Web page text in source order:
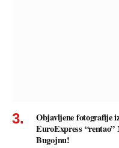
Objavljene fotografije
EuroExpress
Bugojnu!